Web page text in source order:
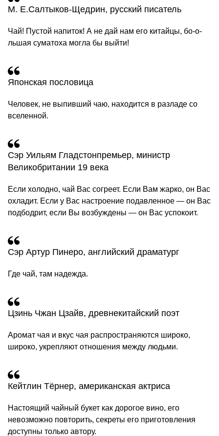
М. Е.Салтыков‐Щедрин, русский писатель
Чай! Пустой напиток! А не дай нам его китайцы, бо‐о‐
льшая суматоха могла бы выйти!
Японская пословица
Человек, не выпивший чаю, находится в разладе со
вселенной.
Сэр Уильям Гладстонпремьер, министр
Великобритании 19 века
Если холодно, чай Вас согреет. Если Вам жарко, он Вас
охладит. Если у Вас настроение подавленное — он Вас
подбодрит, если Вы возбуждены — он Вас успокоит.
Сэр Артур Пинеро, английский драматург
Где чай, там надежда.
Цзинь Чжан Цзайв, древнекитайский поэт
Аромат чая и вкус чая распространяются широко,
широко, укрепляют отношения между людьми.
Кейтлин Тёрнер, американская актриса
Настоящий чайный букет как дорогое вино, его
невозможно повторить, секреты его приготовления
доступны только автору.